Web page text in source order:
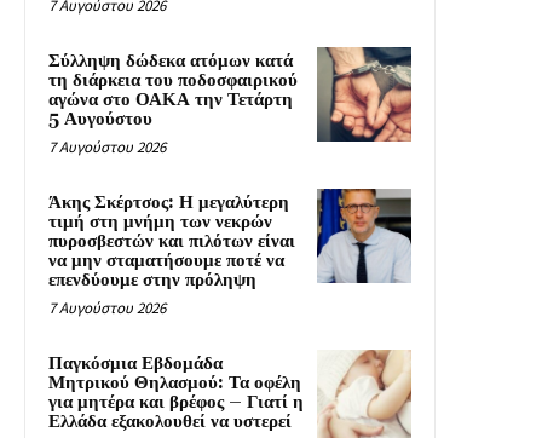
7 Αυγούστου 2026
Σύλληψη δώδεκα ατόμων κατά
τη διάρκεια του ποδοσφαιρικού
αγώνα στο ΟΑΚΑ την Τετάρτη
5 Αυγούστου
7 Αυγούστου 2026
Άκης Σκέρτσος: Η μεγαλύτερη
τιμή στη μνήμη των νεκρών
πυροσβεστών και πιλότων είναι
να μην σταματήσουμε ποτέ να
επενδύουμε στην πρόληψη
7 Αυγούστου 2026
Παγκόσμια Εβδομάδα
Μητρικού Θηλασμού: Τα οφέλη
για μητέρα και βρέφος – Γιατί η
Ελλάδα εξακολουθεί να υστερεί